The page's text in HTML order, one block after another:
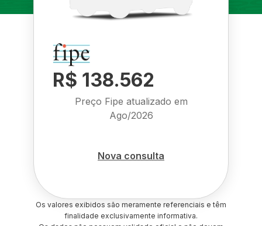
R$ 138.562
Preço Fipe atualizado em
Ago/2026
Nova consulta
Os valores exibidos são meramente referenciais e têm
finalidade exclusivamente informativa.